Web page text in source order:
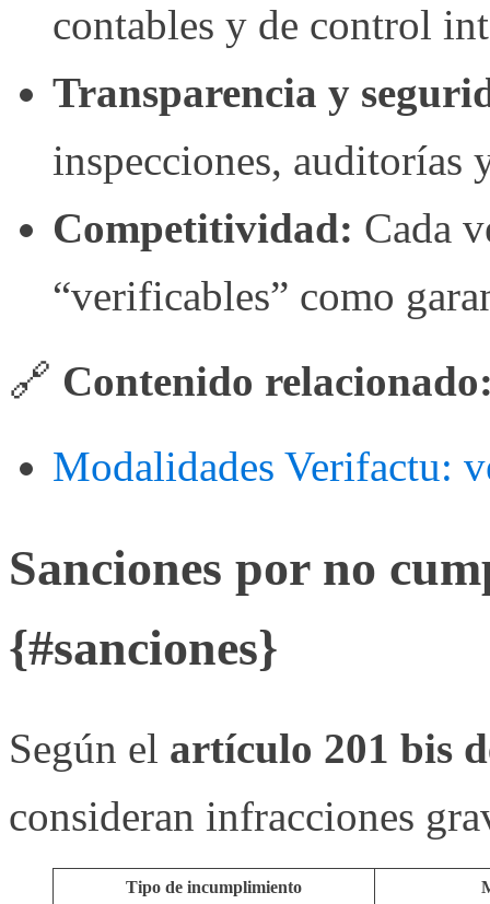
contables y de control
Transparencia y
inspecciones, auditorías
Competitividad: Cada
“verificables” como
🔗 Contenido
Modalidades Verifactu:
Sanciones por no
{#sanciones}
Según el artículo 201 bis
consideran infracciones
Tipo de incumplimiento